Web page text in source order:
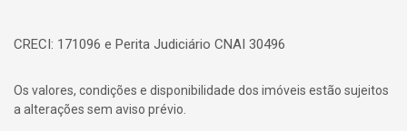
CRECI: 171096 e Perita Judiciário CNAI 30496
Os valores, condições e disponibilidade dos imóveis estão sujeitos
a alterações sem aviso prévio.